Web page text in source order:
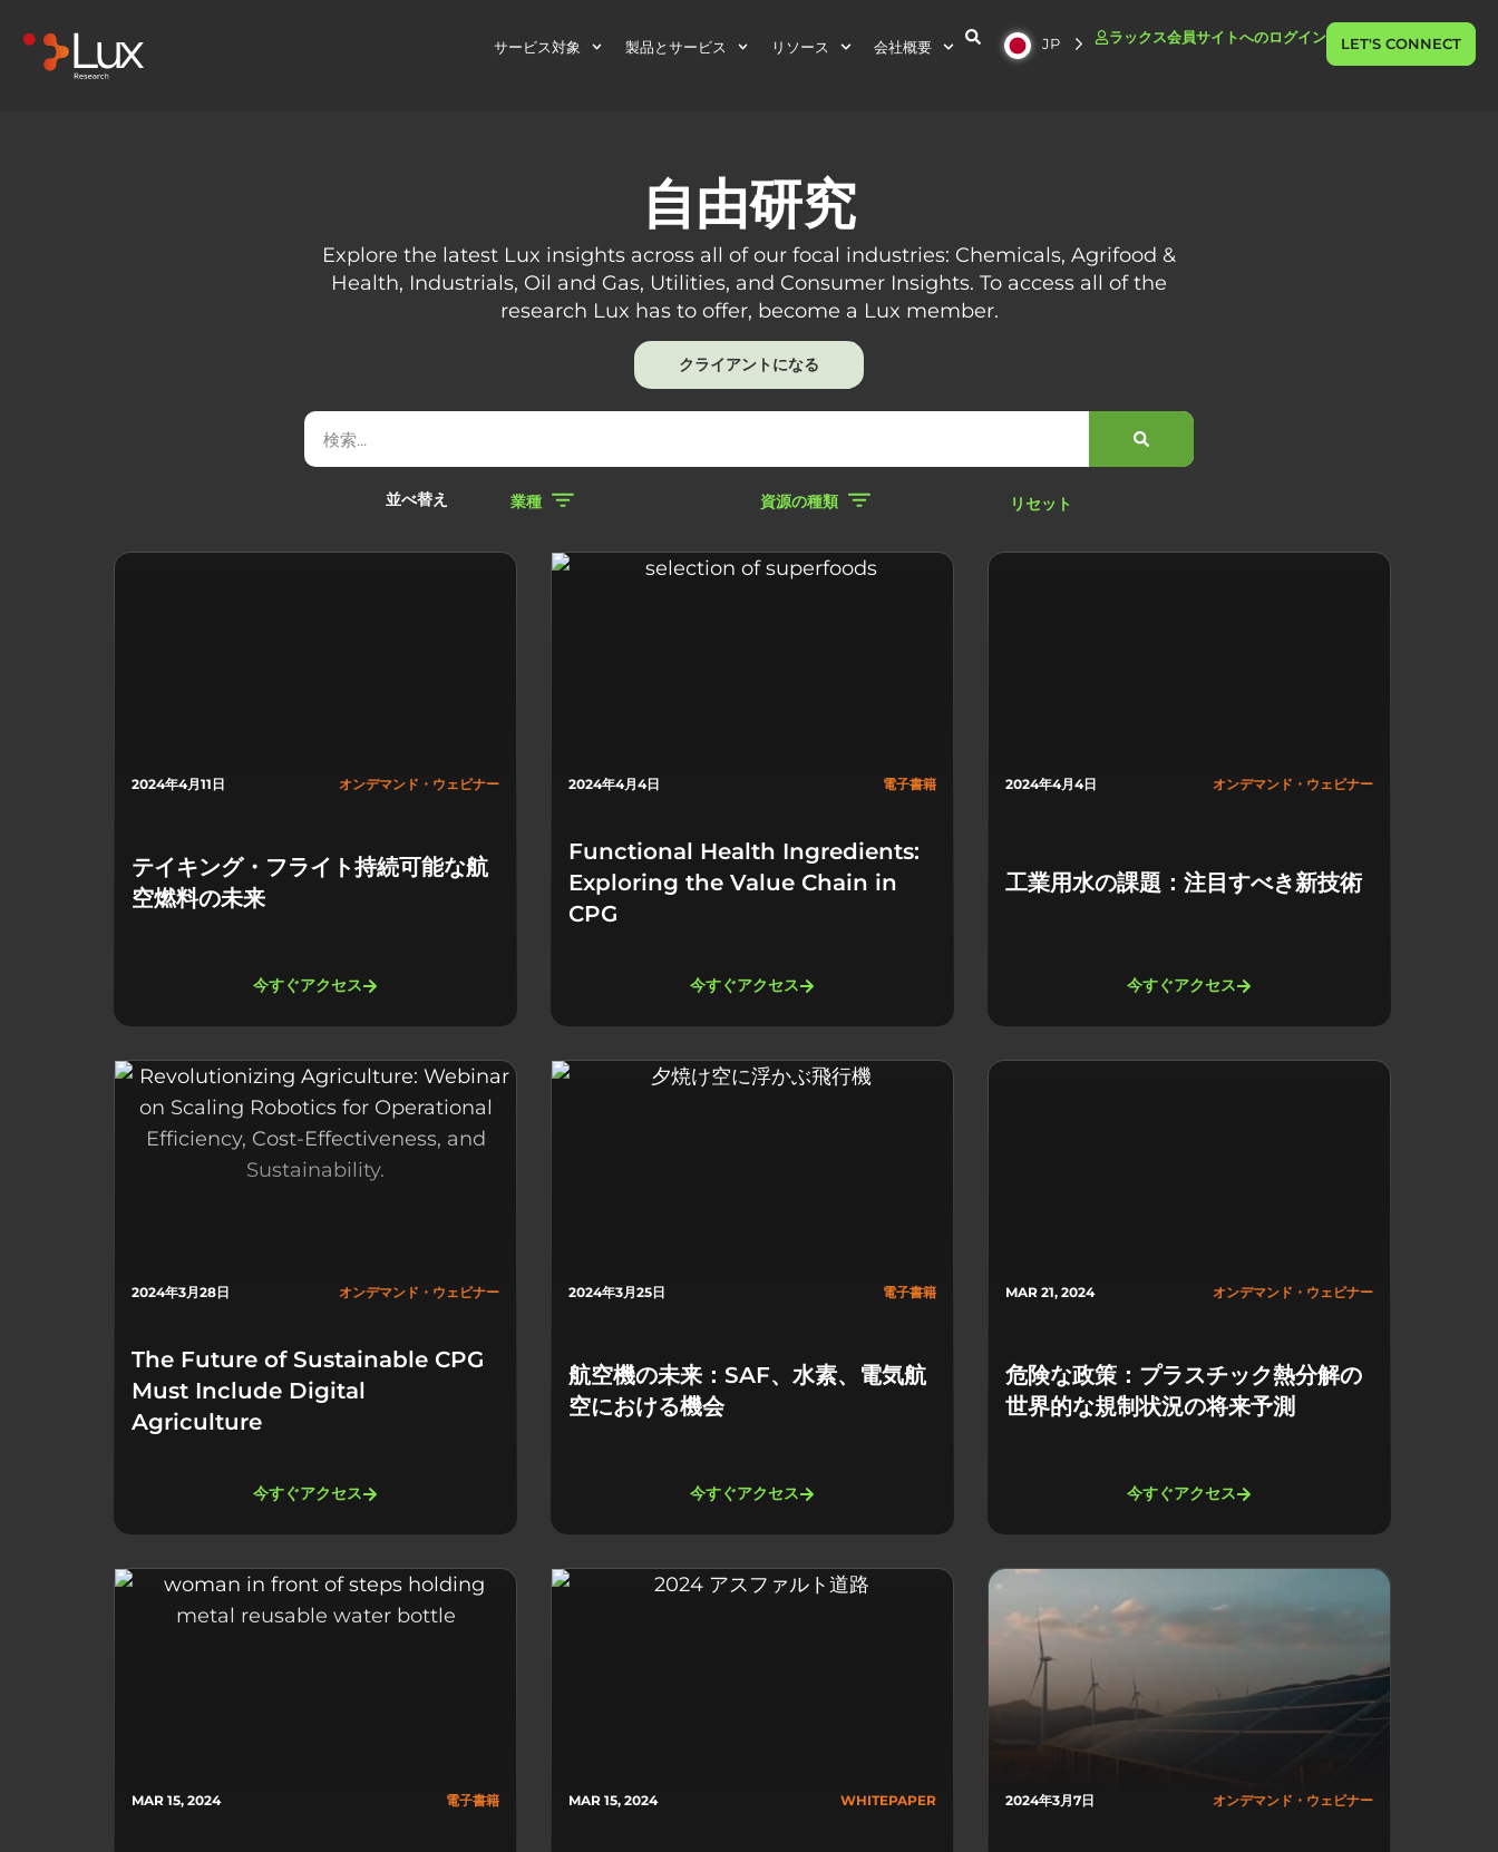
サービス対象 製品とサービス リソース 会社概要 JP ラックス会員サイトへのログイン LET'S CONNECT
自由研究
Explore the latest Lux insights across all of our focal industries: Chemicals, Agrifood &
Health, Industrials, Oil and Gas, Utilities, and Consumer Insights. To access all of the
research Lux has to offer, become a Lux member.
クライアントになる
並べ替え 業種 資源の種類 リセット
2024年4月11日 オンデマンド・ウェビナー
テイキング・フライト持続可能な航
空燃料の未来
今すぐアクセス
2024年4月4日 電子書籍
Functional Health Ingredients:
Exploring the Value Chain in
CPG
今すぐアクセス
2024年4月4日 オンデマンド・ウェビナー
工業用水の課題：注目すべき新技術
今すぐアクセス
2024年3月28日 オンデマンド・ウェビナー
The Future of Sustainable CPG
Must Include Digital
Agriculture
今すぐアクセス
2024年3月25日 電子書籍
航空機の未来：SAF、水素、電気航
空における機会
今すぐアクセス
MAR 21, 2024 オンデマンド・ウェビナー
危険な政策：プラスチック熱分解の
世界的な規制状況の将来予測
今すぐアクセス
MAR 15, 2024 電子書籍 MAR 15, 2024 WHITEPAPER 2024年3月7日 オンデマンド・ウェビナー